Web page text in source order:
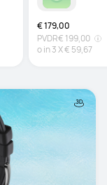
€ 179,00
PVDR€ 199,00
o in3X€ 59,67